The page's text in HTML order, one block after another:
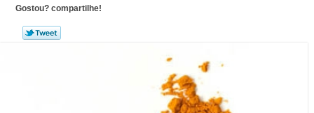
Gostou? compartilhe!